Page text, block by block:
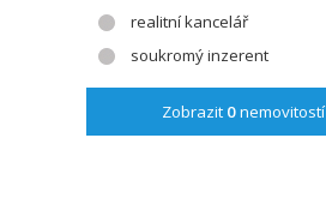
realitní kancelář
soukromý inzerent
Zobrazit 0nemovitostí